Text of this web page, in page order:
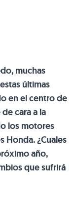
muchas
últimas
en el centro de
cara a la
los motores
Honda. ¿Cuales
año,
que sufrirá